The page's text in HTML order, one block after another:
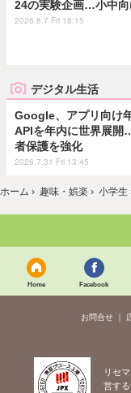
24の実験企画…小中
2026.8.7 Fri 18:15
デジタル生活
Google、アプリ向け
APIを年内に世界展開
者保護を強化
2026.7.31 Fri 13:45
ホーム › 趣味・娯楽 › 小学生
Home Facebook
お問合せ
リセ
営する